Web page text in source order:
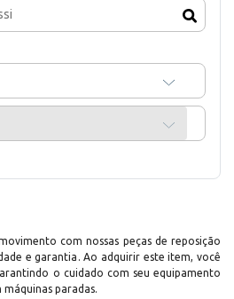
com nossas peças de reposição
e garantia. Ao adquirir este item, você
o cuidado com seu equipamento
paradas.